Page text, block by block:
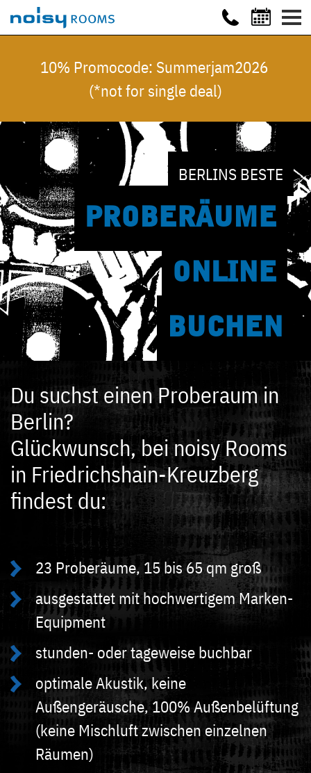
10% Promocode: Summerjam2026
(*not for single deal)
BERLINS BESTE
PROBE RÄUME
ONLINE
BUCHEN
Du suchst einen Proberaum in
Berlin?
Glückwunsch, bei noisy Rooms
in Friedrichshain-Kreuzberg
findest du:
23 Proberäume, 15 bis 65 qm groß
ausgestattet mit hochwertigem Marken-
Equipment
stunden- oder tageweise buchbar
optimale Akustik, keine
Außengeräusche, 100% Außenbelüftung
(keine Mischluft zwischen einzelnen
Räumen)